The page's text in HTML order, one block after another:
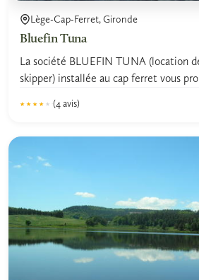
Lège-Cap-Ferret, Gironde
Bluefin Tuna
La société BLUEFIN TUNA (location
skipper) installée au cap ferret vous
★★★★★
★★★★★ (4 avis)